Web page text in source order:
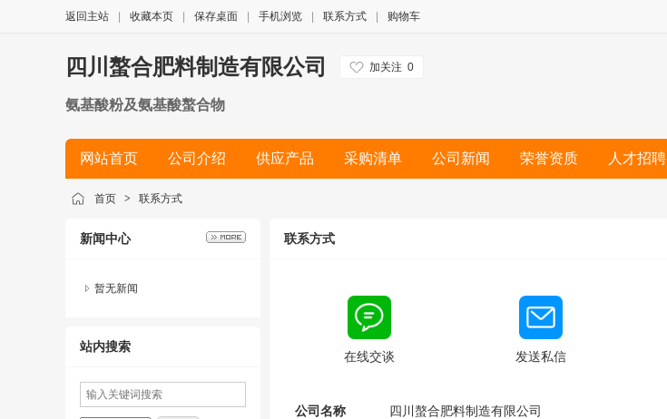
返回主站 收藏本页 保存桌面 手机浏览 联系方式 购物车
四川螯合肥料制造有限公司 加关注 0
氨基酸粉及氨基酸螯合物
网站首页 公司介绍 供应产品 采购清单 公司新闻 荣誉资质 人才招聘
首页 > 联系方式
新闻中心
暂无新闻
站内搜索
联系方式
在线交谈 发送私信
公司名称 四川螯合肥料制造有限公司